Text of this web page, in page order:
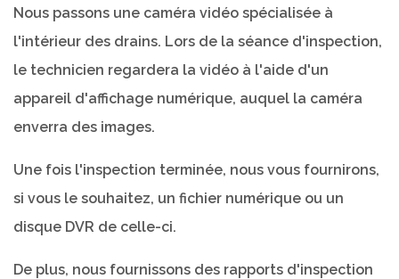
Nous passons une caméra vidéo spécialisée à
l'intérieur des drains. Lors de la séance d'inspection,
le technicien regardera la vidéo à l'aide d'un
appareil d'affichage numérique, auquel la caméra
enverra des images.
Une fois l'inspection terminée, nous vous fournirons,
si vous le souhaitez, un fichier numérique ou un
disque DVR de celle-ci.
De plus, nous fournissons des rapports d'inspection